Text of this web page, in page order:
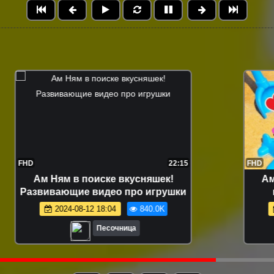
Маша Капуки и игрушки на пляже -
Развивающее видео для малышей
2024-08-16 18:41
Песочница